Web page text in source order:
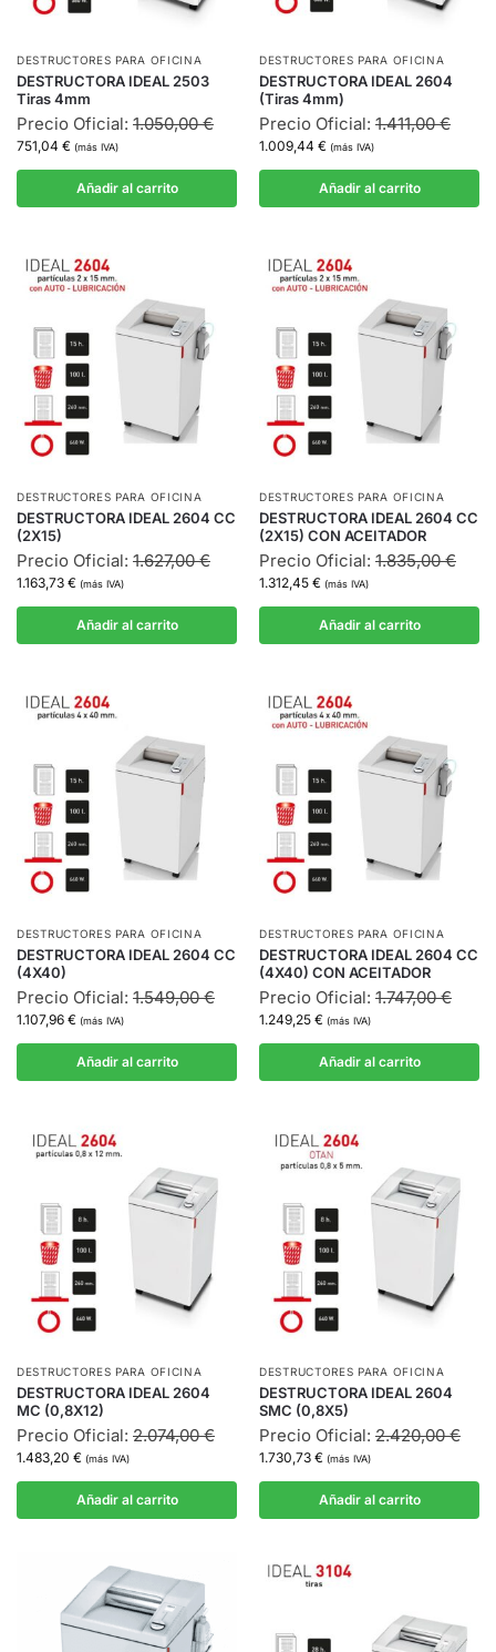
DESTRUCTORES PARA OFICINA
DESTRUCTORA IDEAL 2503
Tiras 4mm
Precio Oficial: 1.050,00€
751,04 € (más IVA)
Añadir al carrito
DESTRUCTORES PARA OFICINA
DESTRUCTORA IDEAL 2604
(Tiras 4mm)
Precio Oficial: 1.411,00€
1.009,44 € (más IVA)
Añadir al carrito
DESTRUCTORES PARA OFICINA
DESTRUCTORA IDEAL 2604 CC
(2X15)
Precio Oficial: 1.627,00€
1.163,73 € (más IVA)
Añadir al carrito
DESTRUCTORES PARA OFICINA
DESTRUCTORA IDEAL 2604 CC
(2X15) CON ACEITADOR
Precio Oficial: 1.835,00€
1.312,45 € (más IVA)
Añadir al carrito
DESTRUCTORES PARA OFICINA
DESTRUCTORA IDEAL 2604 CC
(4X40)
Precio Oficial: 1.549,00€
1.107,96 € (más IVA)
Añadir al carrito
DESTRUCTORES PARA OFICINA
DESTRUCTORA IDEAL 2604 CC
(4X40) CON ACEITADOR
Precio Oficial: 1.747,00€
1.249,25 € (más IVA)
Añadir al carrito
DESTRUCTORES PARA OFICINA
DESTRUCTORA IDEAL 2604
MC (0,8X12)
Precio Oficial: 2.074,00€
1.483,20 € (más IVA)
Añadir al carrito
DESTRUCTORES PARA OFICINA
DESTRUCTORA IDEAL 2604
SMC (0,8X5)
Precio Oficial: 2.420,00€
1.730,73 € (más IVA)
Añadir al carrito